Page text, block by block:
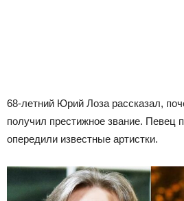
68-летний Юрий Лоза рассказал,
получил престижное звание. Певец
опередили известные артистки.